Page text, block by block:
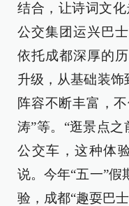
结合，让诗词文
公交集团运兴巴
依托成都深厚的
升级，从基础装饰
阵容不断丰富，
涛”等。“逛景点之
公交车，这种体
说。今年“五一”假
验，成都“趣耍巴